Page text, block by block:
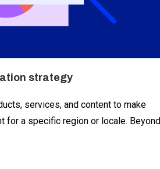
strategy
services, and content to make
for a specific region or locale. Beyond